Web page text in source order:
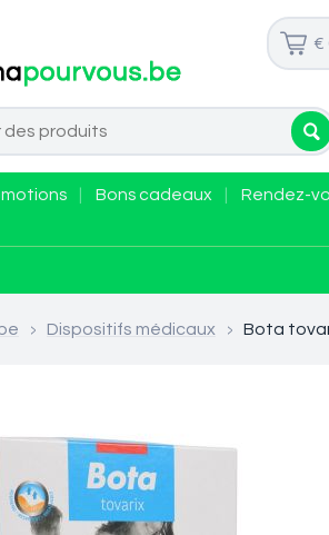
€
Bons cadeaux
Rendez-
> Dispositifs médicaux > Bota